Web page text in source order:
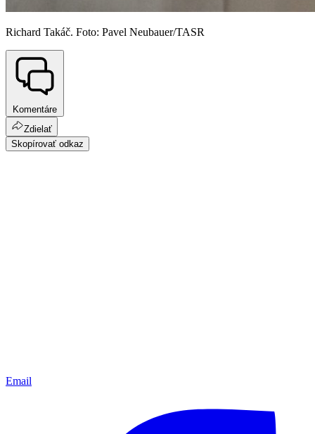
Richard Takáč. Foto: Pavel Neubauer/TASR
Komentáre
Zdielať
Skopírovať odkaz
Email